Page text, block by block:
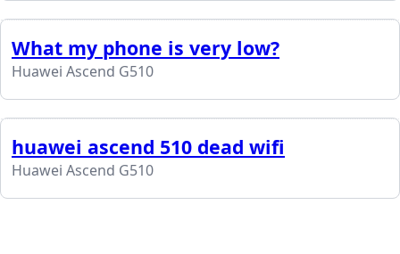
What my phone is very low?
Huawei Ascend G510
huawei ascend 510 dead wifi
Huawei Ascend G510